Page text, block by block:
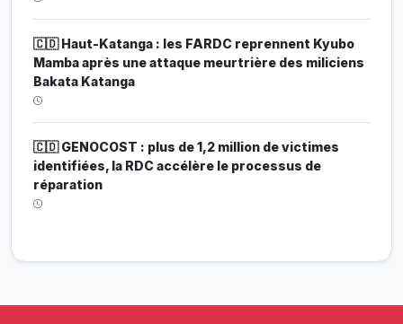
🇨🇩 Haut-Katanga : les FARDC reprennent Kyubo
Mamba après une attaque meurtrière des miliciens
Bakata Katanga
🇨🇩 GENOCOST : plus de 1,2 million de victimes
identifiées, la RDC accélère le processus de
réparation